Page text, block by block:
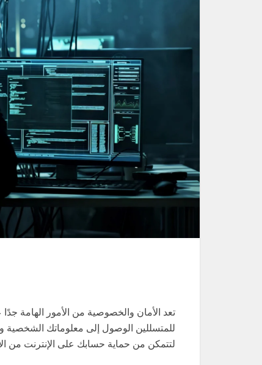
تعد الأمان والخصوصية من الأمور الهامة
للمتسللين الوصول إلى معلوماتك الشخصية
لتتمكن من حماية حسابك على الإنترنت من